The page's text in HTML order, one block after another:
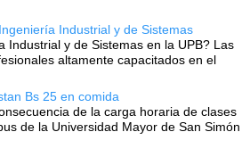
Industrial y de Sistemas
Industrial y de Sistemas en la UPB? Las
altamente capacitados en el
Bs 25 en comida
de la carga horaria de clases
de la Universidad Mayor de San Simón